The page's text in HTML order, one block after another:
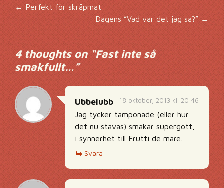
Inläggsnavigering
← Perfekt för skräpmat
Dagens ”Vad var det jag sa?”→
4 thoughts on “Fast inte så
smakfullt…”
18 oktober, 2013 kl. 20:46
Ubbelubb
Jag tycker tamponade (eller hur
det nu stavas) smakar supergott,
i synnerhet till Frutti de mare.
Svara